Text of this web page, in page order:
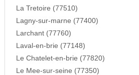
La Tretoire (77510)
Lagny-sur-marne (77400)
Larchant (77760)
Laval-en-brie (77148)
Le Chatelet-en-brie (77820)
Le Mee-sur-seine (77350)